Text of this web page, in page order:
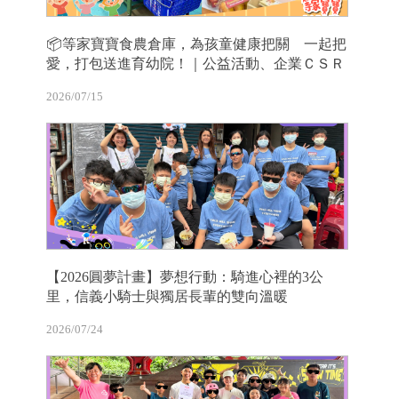
📦等家寶寶食農倉庫，為孩童健康把關 一起把
愛，打包送進育幼院！｜公益活動、企業ＣＳＲ
2026/07/15
【2026圓夢計畫】夢想行動：騎進心裡的3公
里，信義小騎士與獨居長輩的雙向溫暖
2026/07/24